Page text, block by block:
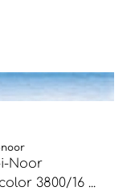
noor
i-Noor
3800/16 ...